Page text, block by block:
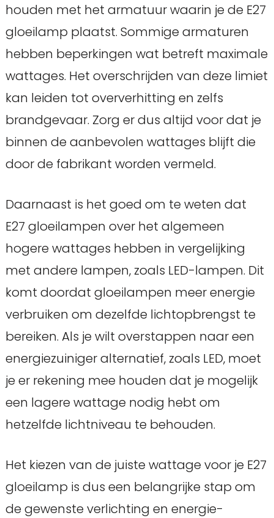
houden met het armatuur waarin je de E27
gloeilamp plaatst. Sommige armaturen
hebben beperkingen wat betreft maximale
wattages. Het overschrijden van deze limiet
kan leiden tot oververhitting en zelfs
brandgevaar. Zorg er dus altijd voor dat je
binnen de aanbevolen wattages blijft die
door de fabrikant worden vermeld.
Daarnaast is het goed om te weten dat
E27 gloeilampen over het algemeen
hogere wattages hebben in vergelijking
met andere lampen, zoals LED-lampen. Dit
komt doordat gloeilampen meer energie
verbruiken om dezelfde lichtopbrengst te
bereiken. Als je wilt overstappen naar een
energiezuiniger alternatief, zoals LED, moet
je er rekening mee houden dat je mogelijk
een lagere wattage nodig hebt om
hetzelfde lichtniveau te behouden.
Het kiezen van de juiste wattage voor je E27
gloeilamp is dus een belangrijke stap om
de gewenste verlichting en energie-